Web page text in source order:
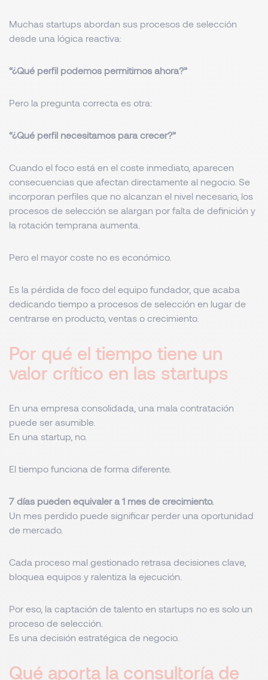
Muchas startups abordan sus procesos de selección
desde una lógica reactiva:
“¿Qué perfil podemos permitirnos ahora?”
Pero la pregunta correcta es otra:
“¿Qué perfil necesitamos para crecer?”
Cuando el foco está en el coste inmediato, aparecen
consecuencias que afectan directamente al negocio. Se
incorporan perfiles que no alcanzan el nivel necesario, los
procesos de selección se alargan por falta de definición y
la rotación temprana aumenta.
Pero el mayor coste no es económico.
Es la pérdida de foco del equipo fundador, que acaba
dedicando tiempo a procesos de selección en lugar de
centrarse en producto, ventas o crecimiento.
Por qué el tiempo tiene un
valor crítico en las startups
En una empresa consolidada, una mala contratación
puede ser asumible.
En una startup, no.
El tiempo funciona de forma diferente.
7 días pueden equivaler a 1 mes de crecimiento.
Un mes perdido puede significar perder una oportunidad
de mercado.
Cada proceso mal gestionado retrasa decisiones clave,
bloquea equipos y ralentiza la ejecución.
Por eso, la captación de talento en startups no es solo un
proceso de selección.
Es una decisión estratégica de negocio.
Qué aporta la consultoría de